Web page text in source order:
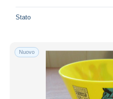
Stato
Nuovo